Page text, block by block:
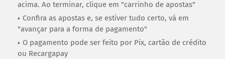
acima. Ao terminar, clique em "carrinho de apostas"
Confira as apostas e, se estiver tudo certo, vá em
"avançar para a forma de pagamento"
O pagamento pode ser feito por Pix, cartão de crédito
ou Recargapay